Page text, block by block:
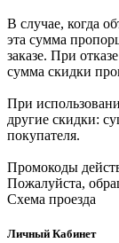
В случае, когда
эта сумма
заказе. При
сумма скидки
При
другие скидки:
покупателя.
Промокоды
Пожалуйста,
Схема проезда
Личный Кабинет